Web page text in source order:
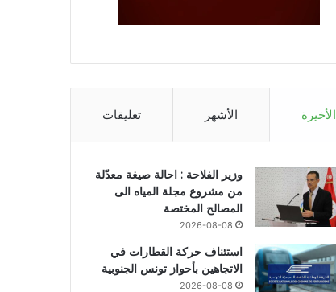
الأخيرة الأشهر تعليقات
وزير الفلاحة : احالة صيغة معدّلة
من مشروع مجلة المياه الى
المصالح المختصة
2026-08-08
استئناف حركة القطارات في
الاتجاهين بأحواز تونس الجنوبية
2026-08-08